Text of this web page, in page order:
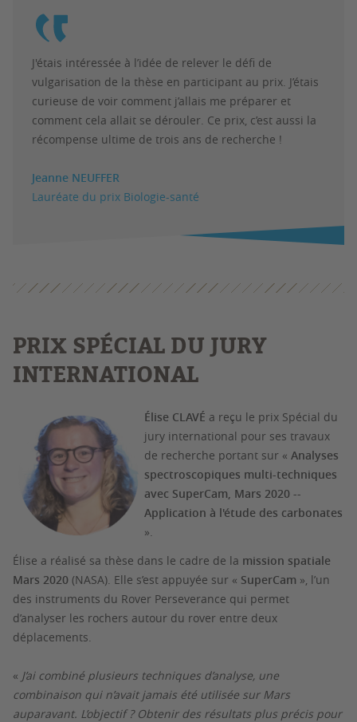
J'étais intéressée à l’idée de relever le défi de
vulgarisation de la thèse en participant au prix. J’étais
curieuse de voir comment j’allais me préparer et
comment cela allait se dérouler. Ce prix, c’est aussi la
récompense ultime de trois ans de recherche !
Jeanne NEUFFER
Lauréate du prix Biologie-santé
PRIX SPÉCIAL DU JURY
INTERNATIONAL
Élise CLAVÉ a reçu le prix Spécial du
jury international pour ses travaux
de recherche portant sur « Analyses
spectroscopiques multi-techniques
avec SuperCam, Mars 2020 --
Application à l'étude des carbonates
».
Élise a réalisé sa thèse dans le cadre de la mission spatiale
Mars 2020 (NASA). Elle s’est appuyée sur « SuperCam », l’un
des instruments du Rover Perseverance qui permet
d’analyser les rochers autour du rover entre deux
déplacements.
« J’ai combiné plusieurs techniques d’analyse, une
combinaison qui n’avait jamais été utilisée sur Mars
auparavant. L’objectif ? Obtenir des résultats plus précis pour